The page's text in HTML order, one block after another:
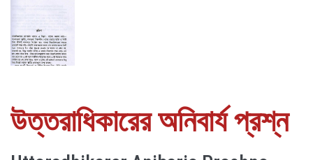
উত্তরাধিকারের অনিবার্য প্রশ্ন